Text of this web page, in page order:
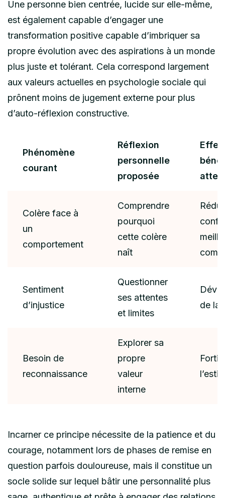
Une personne bien centrée, lucide sur elle-même,
est également capable d’engager une
transformation positive capable d’imbriquer sa
propre évolution avec des aspirations à un monde
plus juste et tolérant. Cela correspond largement
aux valeurs actuelles en psychologie sociale qui
prônent moins de jugement externe pour plus
d’auto-réflexion constructive.
Phénomène
courant
Réflexion
personnelle
proposée
Effet
Colère face à
un
comportement
Comprendre
pourquoi
cette colère
naît
Sentiment
d’injustice
Questionner
ses attentes
et limites
de la
Besoin de
reconnaissance
Explorer sa
propre
valeur
interne
Incarner ce principe nécessite de la patience et du
courage, notamment lors de phases de remise en
question parfois douloureuse, mais il constitue un
socle solide sur lequel bâtir une personnalité plus